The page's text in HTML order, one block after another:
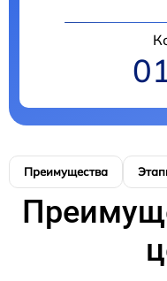
Преимущества